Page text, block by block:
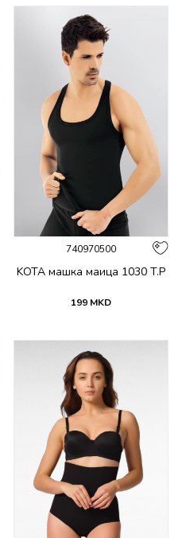
740970500
KOTA машка маица 1030 T.P
199 MKD